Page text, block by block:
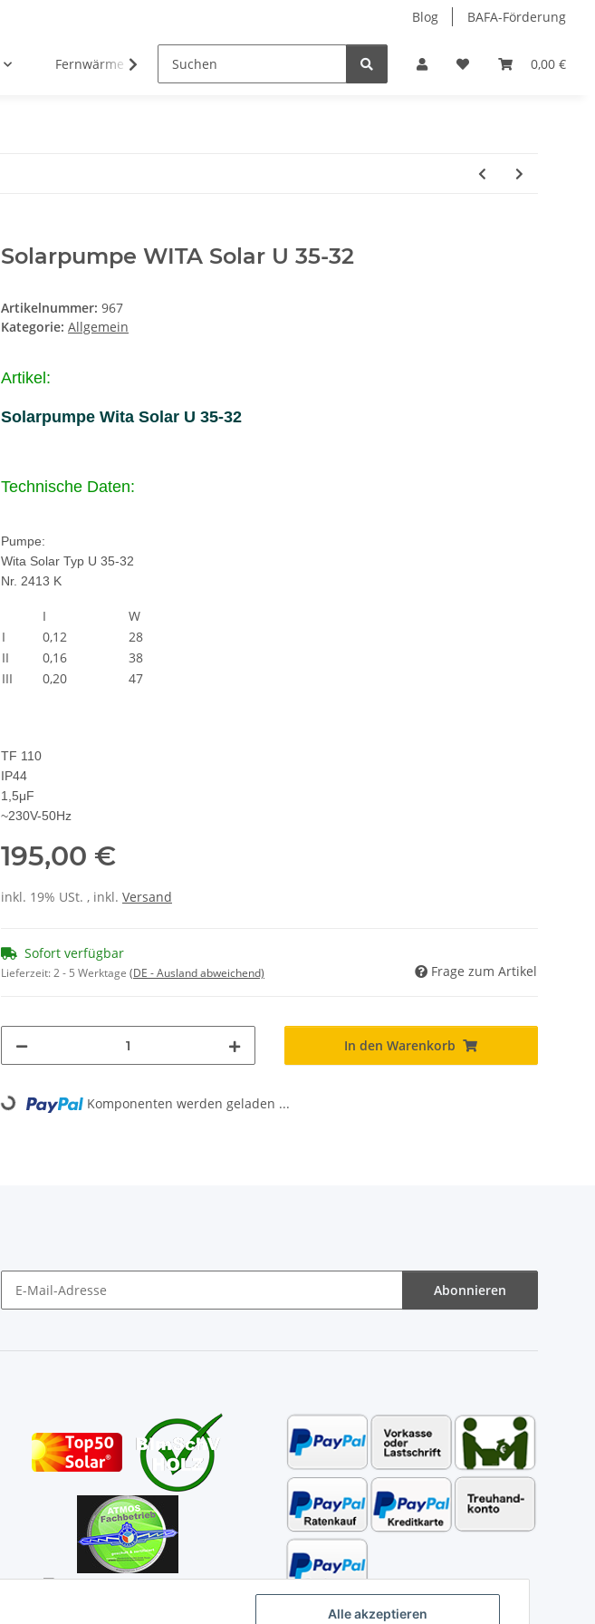
Alle akzeptieren
Blog BAFA-Förderung
0,00 €
Fernwärme Zubehör Öle/Schmiermittel Hersteller
Solarpumpe WITA Solar U 35-32
Artikelnummer: 967
Kategorie: Allgemein
Artikel:
Solarpumpe Wita Solar U 35-32
Technische Daten:
Pumpe:
Wita Solar Typ U 35-32
Nr. 2413 K
I
W
I
0,12
28
II
0,16
38
III
0,20 47
TF 110
IP44
1,5μF
~230V-50Hz
195,00 €
inkl. 19% USt. , inkl. Versand
Sofort verfügbar
Lieferzeit:2 - 5 Werktage (DE - Ausland abweichend) Frage zum Artikel
In den Warenkorb
Loading... Komponenten werden geladen ...
Abonnieren